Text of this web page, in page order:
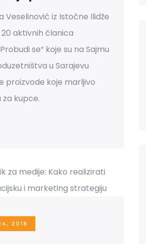
Veselinović iz Istočne Ilidže
aktivnih članica
se“ koje su na Sajmu
u Sarajevu
proizvode koje marljivo
kupce.
2018